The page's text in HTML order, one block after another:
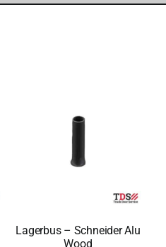
Lagerbus – Schneider Alu
Wood